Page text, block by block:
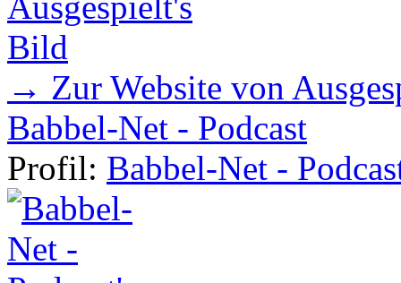
→ Zur Website von
Babbel-Net - Podcast
Profil: Babbel-Net -